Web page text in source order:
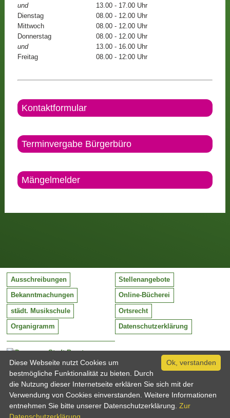
und
13.00 - 17.00 Uhr
Dienstag
08.00 - 12.00 Uhr
Mittwoch
08.00 - 12.00 Uhr
Donnerstag
08.00 - 12.00 Uhr
und
13.00 - 16.00 Uhr
Freitag
08.00 - 12:00 Uhr
Kontaktformular
Terminvergabe Bürgerbüro
Mängelmelder
Stadt Barntrup
Mittelstraße 38
32683 Barntrup
Tel:
Email:
05263 / 409-0
info@barntrup.de
Ausschreibungen Stellenangebote
Bekanntmachungen Online-Bücherei
städt. Musikschule Ortsrecht
Organigramm Datenschutzerklärung
Ok, verstanden
Diese Webseite nutzt Cookies um
bestmögliche Funktionalität zu bieten. Durch
die Nutzung dieser Internetseite erklären Sie sich mit der
Verwendung von Cookies einverstanden. Weitere Informationen
entnehmen Sie bitte unserer Datenschutzerklärung. Zur